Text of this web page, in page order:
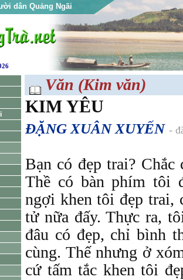
dân Quảng Ngãi
Văn (Kim văn)
KIM YÊU
ĐẶNG XUÂN XUYẾN -
Bạn có đẹp trai?
Thề có bàn phím tôi
ngợi khen tôi đẹp trai,
tử nữa đấy. Thực ra,
đâu có đẹp, chỉ bình
cùng. Thế nhưng ở
cứ tấm tắc khen tôi